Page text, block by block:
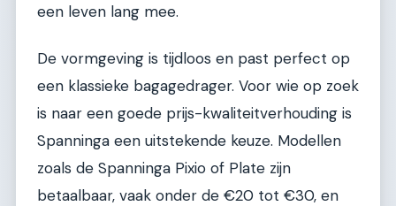
een leven lang mee.
De vormgeving is tijdloos en past perfect op
een klassieke bagagedrager. Voor wie op zoek
is naar een goede prijs-kwaliteitverhouding is
Spanninga een uitstekende keuze. Modellen
zoals de Spanninga Pixio of Plate zijn
betaalbaar, vaak onder de €20 tot €30, en